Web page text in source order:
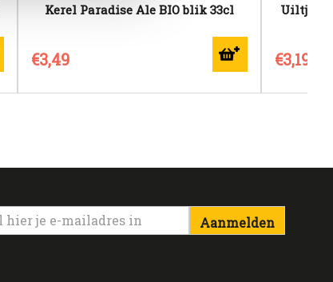
Kerel Paradise Ale BIO blik 33cl
€3,49
Uiltje
€3,19
Aanmelden